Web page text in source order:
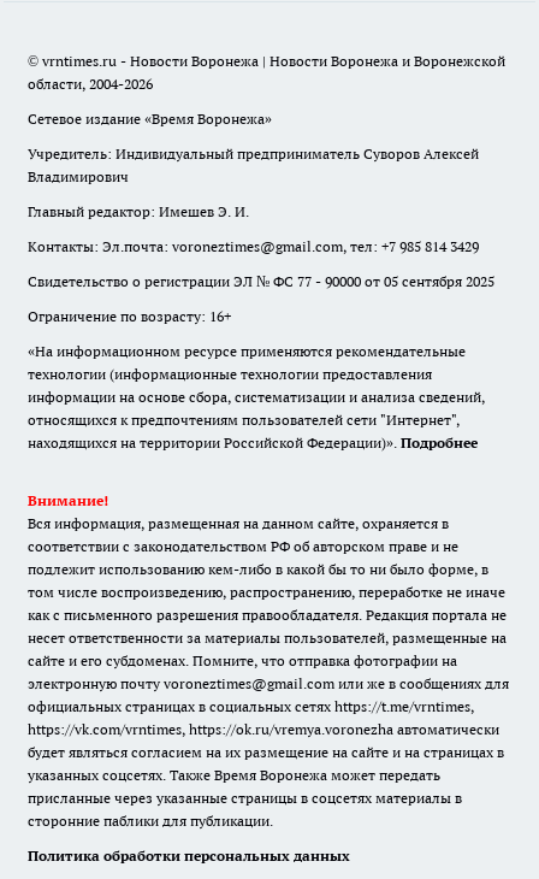
© vrntimes.ru - Новости Воронежа | Новости Воронежа и Воронежской
области, 2004-2026
Сетевое издание «Время Воронежа»
Учредитель: Индивидуальный предприниматель Суворов Алексей
Владимирович
Главный редактор: Имешев Э. И.
Контакты: Эл.почта: voroneztimes@gmail.com, тел: +7 985 814 3429
Свидетельство о регистрации ЭЛ № ФС 77 - 90000 от 05 сентября 2025
Ограничение по возрасту: 16+
«На информационном ресурсе применяются рекомендательные
технологии (информационные технологии предоставления
информации на основе сбора, систематизации и анализа сведений,
относящихся к предпочтениям пользователей сети "Интернет",
находящихся на территории Российской Федерации)». Подробнее
Внимание!
Вся информация, размещенная на данном сайте, охраняется в
соответствии с законодательством РФ об авторском праве и не
подлежит использованию кем-либо в какой бы то ни было форме, в
том числе воспроизведению, распространению, переработке не иначе
как с письменного разрешения правообладателя. Редакция портала не
несет ответственности за материалы пользователей, размещенные на
сайте и его субдоменах. Помните, что отправка фотографии на
электронную почту voroneztimes@gmail.com или же в сообщениях для
официальных страницах в социальных сетях https://t.me/vrntimes,
https://vk.com/vrntimes, https://ok.ru/vremya.voronezha автоматически
будет являться согласием на их размещение на сайте и на страницах в
указанных соцсетях. Также Время Воронежа может передать
присланные через указанные страницы в соцсетях материалы в
сторонние паблики для публикации.
Политика обработки персональных данных